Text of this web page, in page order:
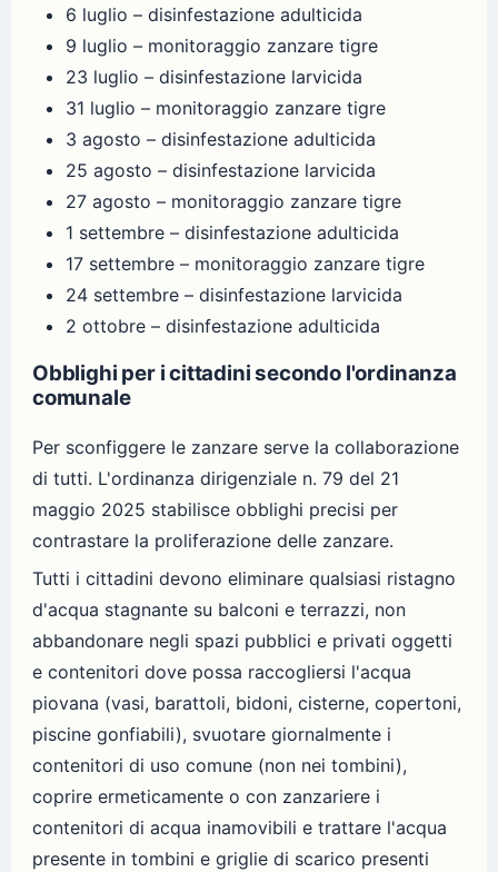
6 luglio – disinfestazione adulticida
9 luglio – monitoraggio zanzare tigre
23 luglio – disinfestazione larvicida
31 luglio – monitoraggio zanzare tigre
3 agosto – disinfestazione adulticida
25 agosto – disinfestazione larvicida
27 agosto – monitoraggio zanzare tigre
1 settembre – disinfestazione adulticida
17 settembre – monitoraggio zanzare tigre
24 settembre – disinfestazione larvicida
2 ottobre – disinfestazione adulticida
Obblighi per i cittadini secondo l'ordinanza
comunale
Per sconfiggere le zanzare serve la collaborazione
di tutti. L'ordinanza dirigenziale n. 79 del 21
maggio 2025 stabilisce obblighi precisi per
contrastare la proliferazione delle zanzare.
Tutti i cittadini devono eliminare qualsiasi ristagno
d'acqua stagnante su balconi e terrazzi, non
abbandonare negli spazi pubblici e privati oggetti
e contenitori dove possa raccogliersi l'acqua
piovana (vasi, barattoli, bidoni, cisterne, copertoni,
piscine gonfiabili), svuotare giornalmente i
contenitori di uso comune (non nei tombini),
coprire ermeticamente o con zanzariere i
contenitori di acqua inamovibili e trattare l'acqua
presente in tombini e griglie di scarico presenti